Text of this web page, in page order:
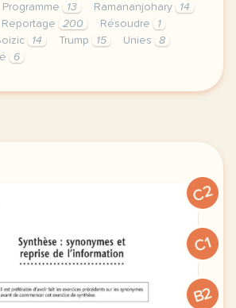
Programme 13 Ramananjohary
14
Reportage 200 Résoudre
1
14 Trump 15 Unies
8
6
votre vie privee est une priorite
C2
C1
B2